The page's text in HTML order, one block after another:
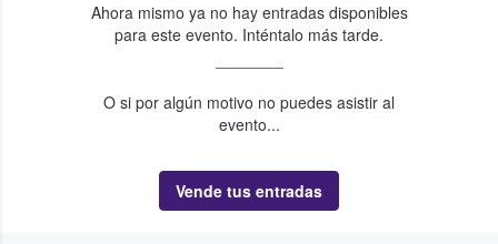
Ahora mismo ya no hay entradas disponibles
para este evento. Inténtalo más tarde.
O si por algún motivo no puedes asistir al
evento...
Vende tus entradas